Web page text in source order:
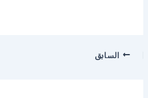
السابق